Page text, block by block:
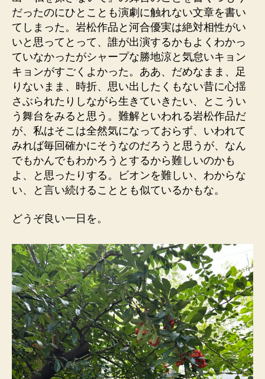
だったのにひとことも演劇に触れない文章を書い
てしまった。岩松作品と河合優実は絶対相性がい
いと思ってとって、誰が出演するかもよくわかっ
ていなかったがシャープな勝地涼と気怠いキョン
キョンがすごくよかった。ああ、だめなまま、足
りないまま、時折、思い出したくもない昔に心揺
さぶられたりしながら生きていきたい、とこうい
う舞台をみると思う。難解といわれる岩松作品だ
が、私はそこは全然気になっておらず、いわれて
みれば毎回確かにそうなのだろうと思うが、なん
でもかんでもわかろうとするから難しいのかも
よ、と思ったりする。ビオンを難しい、わからな
い、と言い続けることとも似ているかもな。
どうぞ良い一日を。